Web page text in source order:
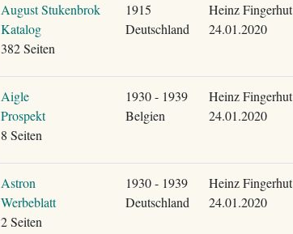
August Stukenbrok
Katalog
382 Seiten
1915
Deutschland
Heinz Fingerhut
24.01.2020
Aigle
Prospekt
8 Seiten
1930 - 1939
Belgien
Heinz Fingerhut
24.01.2020
Astron
Werbeblatt
2 Seiten
1930 - 1939
Deutschland
Heinz Fingerhut
24.01.2020